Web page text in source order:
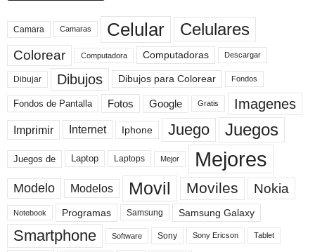
Camara Camaras Celular Celulares
Colorear Computadora Computadoras Descargar
Dibujar Dibujos Dibujos para Colorear Fondos
Fondos de Pantalla Fotos Google Gratis Imagenes
Imprimir Internet Iphone Juego Juegos
Juegos de Laptop Laptops Mejor Mejores
Modelo Modelos Movil Moviles Nokia
Notebook Programas Samsung Samsung Galaxy
Smartphone Software Sony Sony Ericson Tablet